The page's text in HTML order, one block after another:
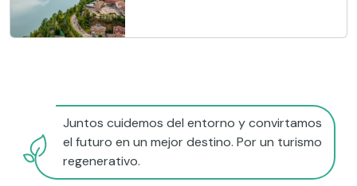
Juntos cuidemos del entorno y convirtamos
el futuro en un mejor destino. Por un turismo
regenerativo.